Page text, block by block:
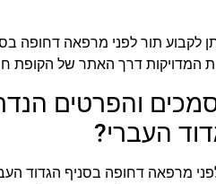
לקבוע תור לפני מרפאה דחופה
המדויקות דרך האתר של הקופת
והפרטים
העברי?
מרפאה דחופה בסניף הגדוד